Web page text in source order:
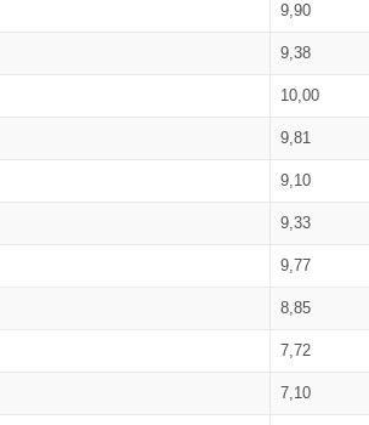
9,90
9,38
10,00
9,81
9,10
9,33
9,77
8,85
7,72
7,10